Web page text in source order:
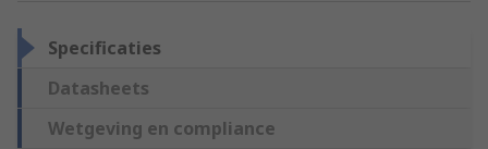
Specificaties
Datasheets
Wetgeving en compliance